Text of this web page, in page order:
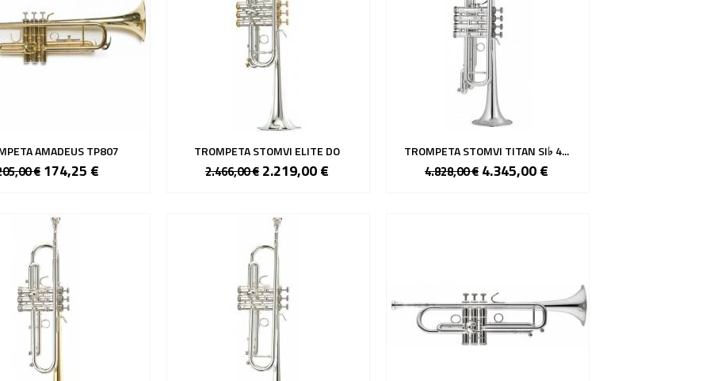
PlateadoDorado
AMADEUS TP807
€ 174,25 €
TROMPETA STOMVI ELITE DO
2.466,00 € 2.219,00 €
TROMPETA STOMVI TITAN SI♭ 4...
4.828,00 € 4.345,00 €